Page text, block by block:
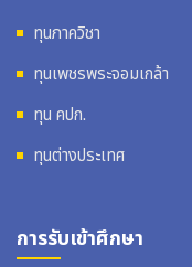
ทุนภาควิชา
ทุนเพชรพระจอมเกล้า
ทุน คปก.
ทุนต่างประเทศ
การรับเข้าศึกษา